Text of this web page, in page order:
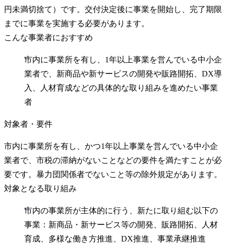
円未満切捨て）です。交付決定後に事業を開始し、完了期限
までに事業を実施する必要があります。
こんな事業者におすすめ
市内に事業所を有し、1年以上事業を営んでいる中小企
業者で、新商品や新サービスの開発や販路開拓、DX導
入、人材育成などの具体的な取り組みを進めたい事業
者
対象者・要件
市内に事業所を有し、かつ1年以上事業を営んでいる中小企
業者で、市税の滞納がないことなどの要件を満たすことが必
要です。暴力団関係者でないこと等の除外規定があります。
対象となる取り組み
市内の事業所が主体的に行う、新たに取り組む以下の
事業：新商品・新サービス等の開発、販路開拓、人材
育成、多様な働き方推進、DX推進、事業承継推進